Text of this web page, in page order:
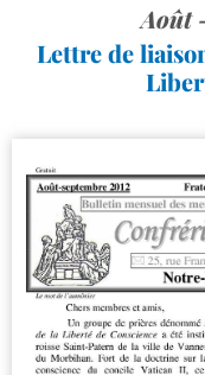
Août
Lettre de